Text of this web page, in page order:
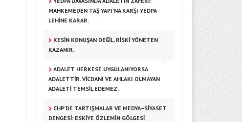
MAHKEMEDEN TAŞ YAPI’NA KARŞI YEDPA
LEHINE KARAR.
KESIN KONUŞAN DEĞIL, RISKI YÖNETEN
KAZANIR.
ADALET HERKESE UYGULANIYORSA
ADALETTIR. VICDANI VE AHLAKI OLMAYAN
ADALETI TEMSIL EDEMEZ.
CHP’DE TARTIŞMALAR VE MEDYA–SİYASET
DENGESİ: ESKİYE ÖZLEMİN GÖLGESİ